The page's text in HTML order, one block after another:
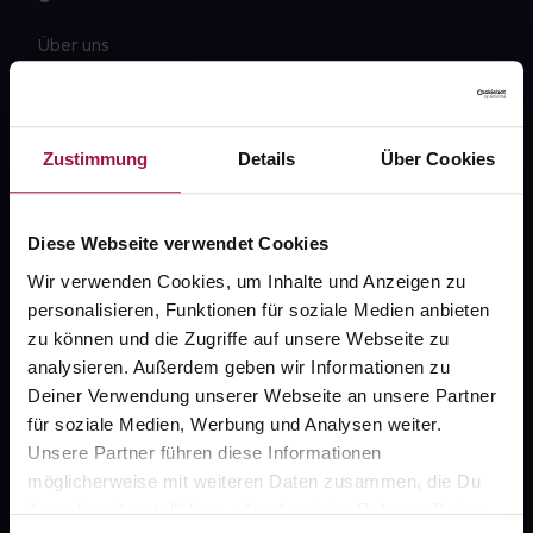
Zustimmung Details Über Cookies
Diese Webseite verwendet Cookies
Wir verwenden Cookies, um Inhalte und Anzeigen zu
personalisieren, Funktionen für soziale Medien anbieten
zu können und die Zugriffe auf unsere Webseite zu
analysieren. Außerdem geben wir Informationen zu
Deiner Verwendung unserer Webseite an unsere Partner
für soziale Medien, Werbung und Analysen weiter.
Unsere Partner führen diese Informationen
möglicherweise mit weiteren Daten zusammen, die Du
ihnen bereitgestellt hast oder die sie im Rahmen Deiner
Über uns
Newsletter
Sanitätshäuser
AGB
Impressum